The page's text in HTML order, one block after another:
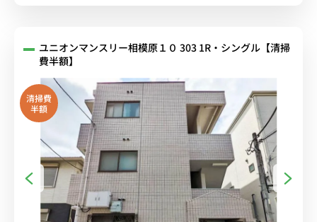
ユニオンマンスリー相模原１０ 303 1R・シングル【清掃
費半額】
清掃費
半額